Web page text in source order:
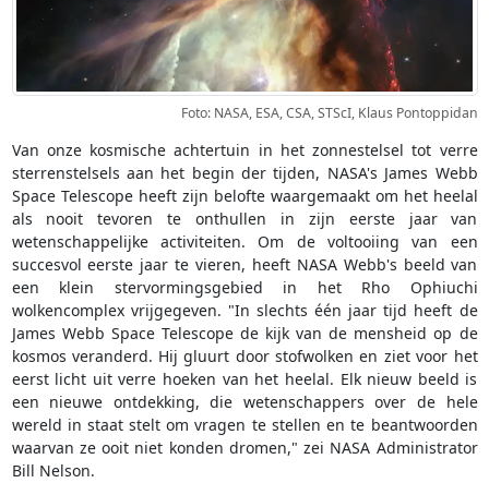
Foto: NASA, ESA, CSA, STScI, Klaus Pontoppidan
Van onze kosmische achtertuin in het zonnestelsel tot verre
sterrenstelsels aan het begin der tijden, NASA's James Webb
Space Telescope heeft zijn belofte waargemaakt om het heelal
als nooit tevoren te onthullen in zijn eerste jaar van
wetenschappelijke activiteiten. Om de voltooiing van een
succesvol eerste jaar te vieren, heeft NASA Webb's beeld van
een klein stervormingsgebied in het Rho Ophiuchi
wolkencomplex vrijgegeven. "In slechts één jaar tijd heeft de
James Webb Space Telescope de kijk van de mensheid op de
kosmos veranderd. Hij gluurt door stofwolken en ziet voor het
eerst licht uit verre hoeken van het heelal. Elk nieuw beeld is
een nieuwe ontdekking, die wetenschappers over de hele
wereld in staat stelt om vragen te stellen en te beantwoorden
waarvan ze ooit niet konden dromen," zei NASA Administrator
Bill Nelson.